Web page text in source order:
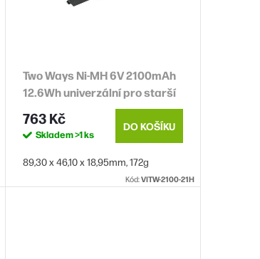
Two Ways Ni-MH 6V 2100mAh
12.6Wh univerzální pro starší
763 Kč
Skladem>1 ks
DO KOŠÍKU
89,30 x 46,10 x 18,95mm, 172g
Kód:VITW-2100-21H